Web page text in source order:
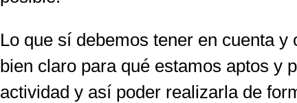
Lo que sí debemos tener en cuenta
bien claro para qué estamos aptos y
actividad y así poder realizarla de